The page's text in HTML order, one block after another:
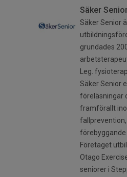
Säker
Säker Senior
grundades
Leg.
Säker Senior
föreläsningar
framförallt
förebyggande
Företaget
Otago
seniorer i